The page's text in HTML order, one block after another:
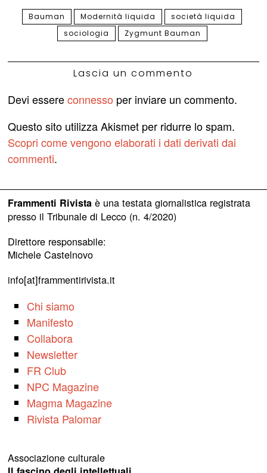
Bauman Modernità liquida
società liquida
sociologia
Zygmunt Bauman
Lascia un commento
Devi essereconnesso per inviare un commento.
Questo sito utilizza Akismet per ridurre lo spam.
Scopri come vengono elaborati i dati derivati dai
commenti.
Frammenti Rivistaè una testata giornalistica registrata
presso il Tribunale di Lecco (n. 4/2020)
Direttore responsabile:
Michele Castelnovo
info[at]frammentirivista.it
Chi siamo
Manifesto
Collabora
Newsletter
FR Club
NPC Magazine
Magma Magazine
Rivista Palomar
Associazione culturale